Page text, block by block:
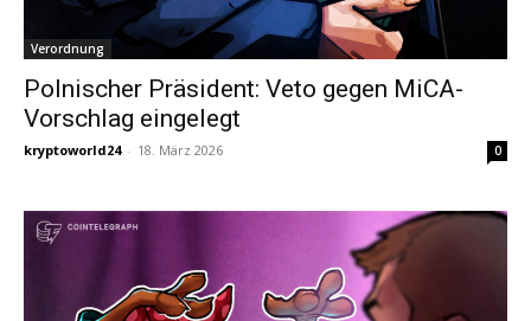
Verordnung
Polnischer Präsident: Veto gegen MiCA-
Vorschlag eingelegt
kryptoworld24 - 18. März 2026 0